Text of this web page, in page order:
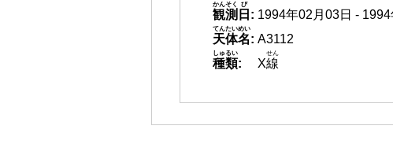
観測
かんそく
日
び
: 1994年02月03日 - 1994
天体名
てんたいめい
: A3112
種類
しゅるい
: X線
せん